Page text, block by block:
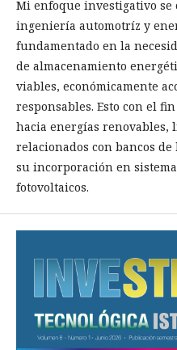
Mi enfoque investigativo se
ingeniería automotríz y
fundamentado en la
de almacenamiento
viables, económicamente
responsables. Esto con el
hacia energías renovables,
relacionados con bancos
su incorporación en
fotovoltaicos.